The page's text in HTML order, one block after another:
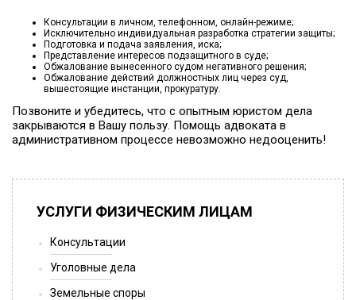
УСЛУГИ ФИЗИЧЕСКИМ ЛИЦАМ
Консультации
Уголовные дела
Земельные споры
Консультации в личном, телефонном, онлайн-режиме;
Исключительно индивидуальная разработка стратегии защиты;
Подготовка и подача заявления, иска;
Представление интересов подзащитного в суде;
Обжалование вынесенного судом негативного решения;
Обжалование действий должностных лиц через суд,
вышестоящие инстанции, прокуратуру.
Позвоните и убедитесь, что с опытным юристом дела
закрываются в Вашу пользу. Помощь адвоката в
административном процессе невозможно недооценить!